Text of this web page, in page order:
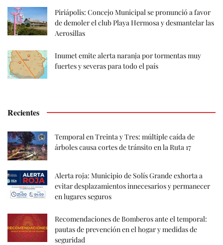
Piriápolis: Concejo Municipal se pronunció a favor
de demoler el club Playa Hermosa y desmantelar las
Aerosillas
Inumet emite alerta naranja por tormentas muy
fuertes y severas para todo el país
Recientes
Temporal en Treinta y Tres: múltiple caída de
árboles causa cortes de tránsito en la Ruta 17
Alerta roja: Municipio de Solís Grande exhorta a
evitar desplazamientos innecesarios y permanecer
en lugares seguros
Recomendaciones de Bomberos ante el temporal:
pautas de prevención en el hogar y medidas de
seguridad